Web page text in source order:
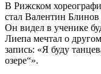
В Рижском
стал Валентин
Он видел в ученике
Лиепа мечтал о
запись: «Я буду
озере“».